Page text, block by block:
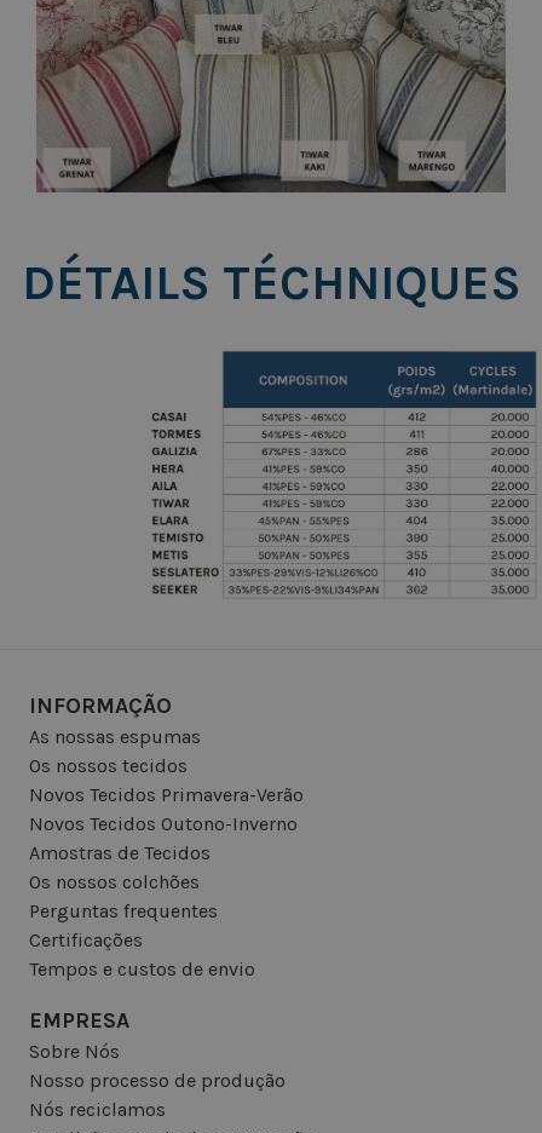
DÉTAILS TÉCHNIQUES
INFORMAÇÃO
As nossas espumas
Os nossos tecidos
Novos Tecidos Primavera-Verão
Novos Tecidos Outono-Inverno
Amostras de Tecidos
Os nossos colchões
Perguntas frequentes
Certificações
Tempos e custos de envio
EMPRESA
Sobre Nós
Nosso processo de produção
Nós reciclamos